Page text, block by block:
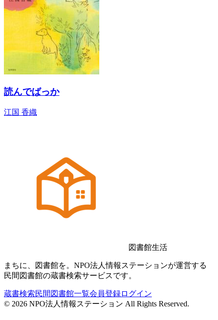
読んでばっか
江国 香織
図書館生活
まちに、図書館を。NPO法人情報ステーションが運営する
民間図書館の蔵書検索サービスです。
蔵書検索民間図書館一覧会員登録ログイン
© 2026 NPO法人情報ステーション All Rights Reserved.